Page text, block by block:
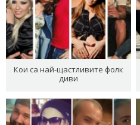
Кои са най-щастливите фолк
диви